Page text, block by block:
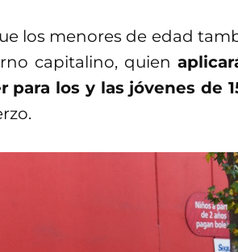
los menores de edad
capitalino, quien
para los y las jóvenes de